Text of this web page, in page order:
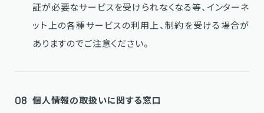
証が必要なサービスを受けられなくなる等、インターネ
ット上の各種サービスの利用上、制約を受ける場合が
ありますのでご注意ください。
08 個人情報の取扱いに関する窓口